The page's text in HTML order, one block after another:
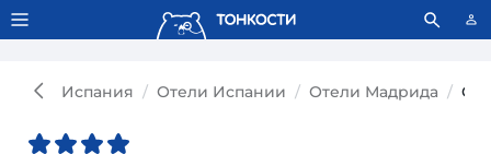
Тонкости используют сookie-файлы. Что это значит?
Испания Отели Испании Отели Мадрида